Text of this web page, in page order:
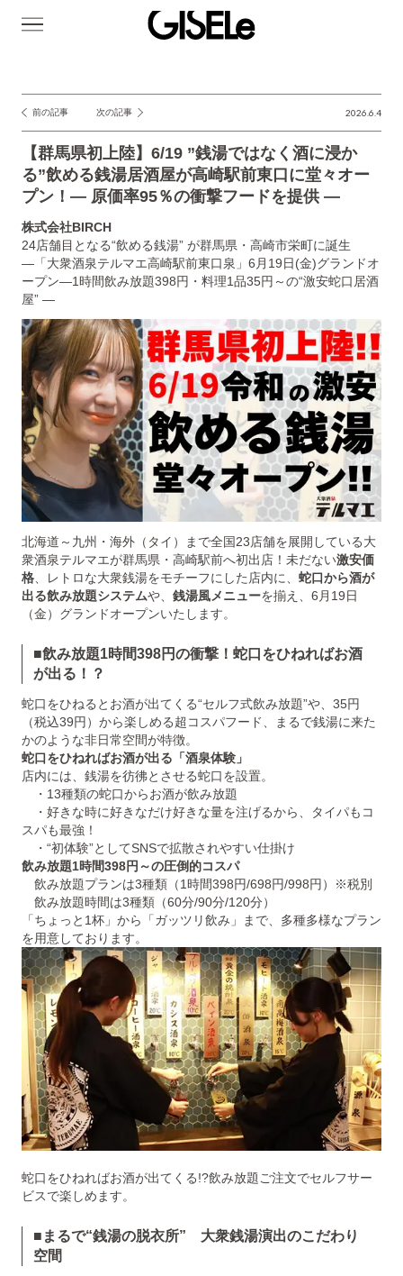
投
稿
ナ
ビ
ゲ
ー
シ
ョ
ン
前の記事 次の記事 2026.6.4
【群馬県初上陸】6/19 ”銭湯ではなく酒に浸か
る”飲める銭湯居酒屋が高崎駅前東口に堂々オー
プン！― 原価率95％の衝撃フードを提供 ―
株式会社BIRCH
24店舗目となる“飲める銭湯” が群馬県・高崎市栄町に誕生
―「大衆酒泉テルマエ高崎駅前東口泉」6月19日(金)グランドオ
ープン―1時間飲み放題398円・料理1品35円～の“激安蛇口居酒
屋” ―
北海道～九州・海外（タイ）まで全国23店舗を展開している大
衆酒泉テルマエが群馬県・高崎駅前へ初出店！未だない激安価
格、レトロな大衆銭湯をモチーフにした店内に、 蛇口から酒が
出る飲み放題システムや、 銭湯風メニューを揃え、6月19日
（金）グランドオープンいたします。
■飲み放題1時間398円の衝撃！蛇口をひねればお酒
が出る！？
蛇口をひねるとお酒が出てくる“セルフ式飲み放題”や、35円
（税込39円）から楽しめる超コスパフード、まるで銭湯に来た
かのような非日常空間が特徴。
蛇口をひねればお酒が出る「酒泉体験」
店内には、銭湯を彷彿とさせる蛇口を設置。
・13種類の蛇口からお酒が飲み放題
・好きな時に好きなだけ好きな量を注げるから、タイパもコ
スパも最強！
・“初体験”としてSNSで拡散されやすい仕掛け
飲み放題1時間398円～の圧倒的コスパ
飲み放題プランは3種類（1時間398円/698円/998円）※税別
飲み放題時間は3種類（60分/90分/120分）
「ちょっと1杯」から「ガッツリ飲み」まで、多種多様なプラン
を用意しております。
蛇口をひねればお酒が出てくる!?飲み放題ご注文でセルフサー
ビスで楽しめます。
■まるで“銭湯の脱衣所” 大衆銭湯演出のこだわり
空間